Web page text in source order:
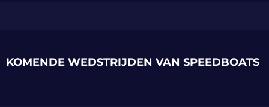
KOMENDE WEDSTRIJDEN VAN SPEEDBOATS